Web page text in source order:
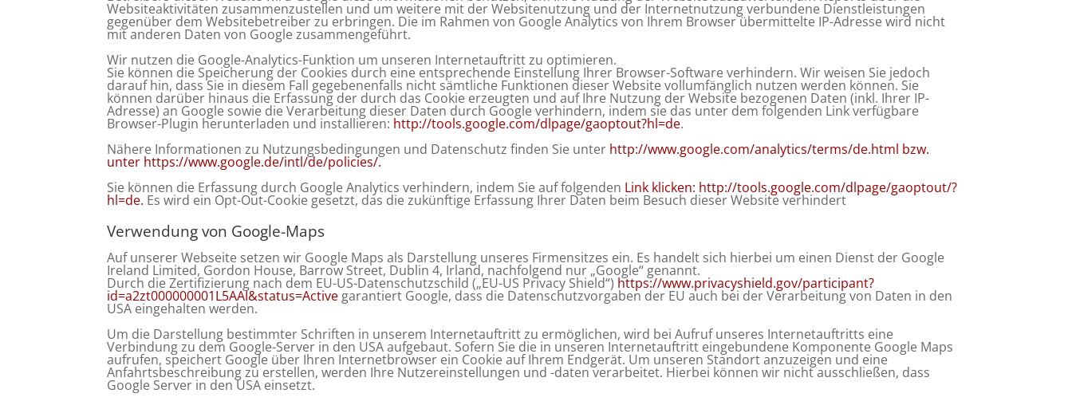
Websiteaktivitäten zusammenzustellen und um weitere mit der Websitenutzung und der Internetnutzung verbundene Dienstleistungen
gegenüber dem Websitebetreiber zu erbringen. Die im Rahmen von Google Analytics von Ihrem Browser übermittelte IP-Adresse wird nicht
mit anderen Daten von Google zusammengeführt.
Wir nutzen die Google-Analytics-Funktion um unseren Internetauftritt zu optimieren.
Sie können die Speicherung der Cookies durch eine entsprechende Einstellung Ihrer Browser-Software verhindern. Wir weisen Sie jedoch
darauf hin, dass Sie in diesem Fall gegebenenfalls nicht sämtliche Funktionen dieser Website vollumfänglich nutzen werden können. Sie
können darüber hinaus die Erfassung der durch das Cookie erzeugten und auf Ihre Nutzung der Website bezogenen Daten (inkl. Ihrer IP-
Adresse) an Google sowie die Verarbeitung dieser Daten durch Google verhindern, indem sie das unter dem folgenden Link verfügbare
Browser-Plugin herunterladen und installieren: http://tools.google.com/dlpage/gaoptout?hl=de.
Nähere Informationen zu Nutzungsbedingungen und Datenschutz finden Sie unter http://www.google.com/analytics/terms/de.html bzw.
unter https://www.google.de/intl/de/policies/.
Sie können die Erfassung durch Google Analytics verhindern, indem Sie auf folgenden Link klicken: http://tools.google.com/dlpage/gaoptout/?
hl=de. Es wird ein Opt-Out-Cookie gesetzt, das die zukünftige Erfassung Ihrer Daten beim Besuch dieser Website verhindert
Verwendung von Google-Maps
Auf unserer Webseite setzen wir Google Maps als Darstellung unseres Firmensitzes ein. Es handelt sich hierbei um einen Dienst der Google
Ireland Limited, Gordon House, Barrow Street, Dublin 4, Irland, nachfolgend nur „Google“ genannt.
Durch die Zertifizierung nach dem EU-US-Datenschutzschild („EU-US Privacy Shield“) https://www.privacyshield.gov/participant?
id=a2zt000000001L5AAI&status=Active garantiert Google, dass die Datenschutzvorgaben der EU auch bei der Verarbeitung von Daten in den
USA eingehalten werden.
Um die Darstellung bestimmter Schriften in unserem Internetauftritt zu ermöglichen, wird bei Aufruf unseres Internetauftritts eine
Verbindung zu dem Google-Server in den USA aufgebaut. Sofern Sie die in unseren Internetauftritt eingebundene Komponente Google Maps
aufrufen, speichert Google über Ihren Internetbrowser ein Cookie auf Ihrem Endgerät. Um unseren Standort anzuzeigen und eine
Anfahrtsbeschreibung zu erstellen, werden Ihre Nutzereinstellungen und -daten verarbeitet. Hierbei können wir nicht ausschließen, dass
Google Server in den USA einsetzt.